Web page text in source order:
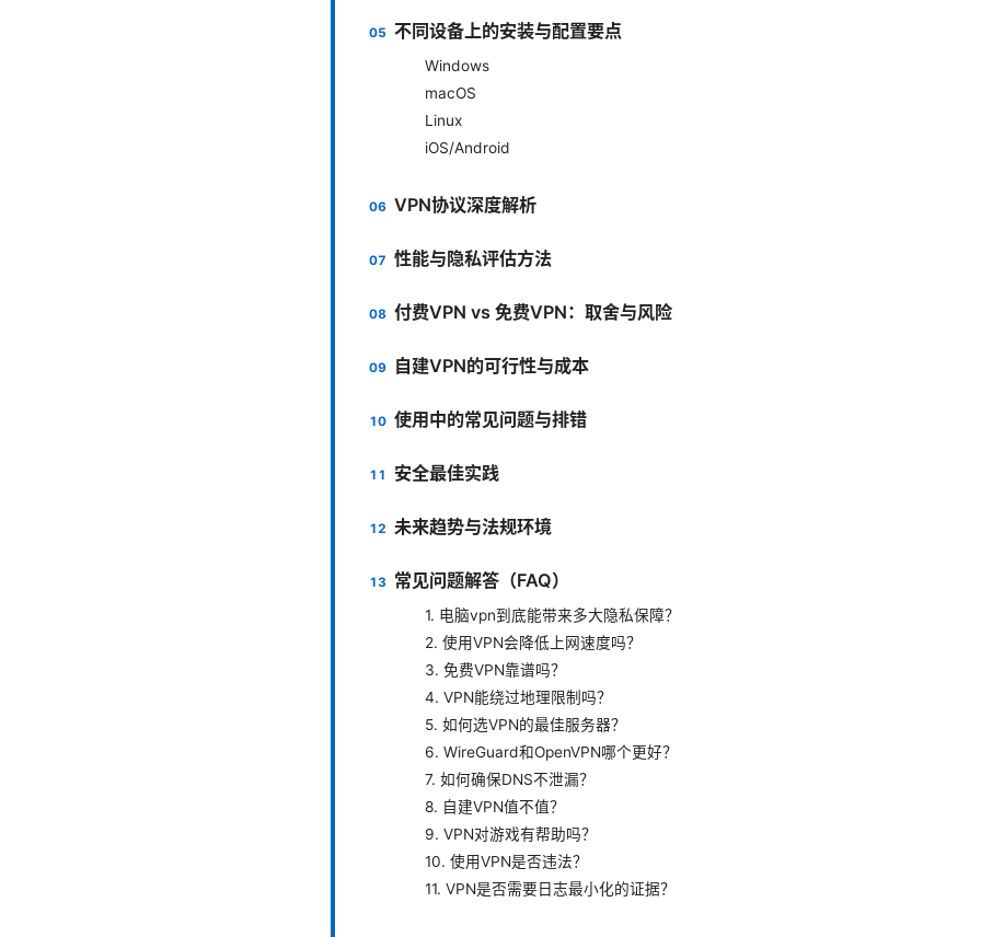
不同设备上的安装与配置要点
Windows
macOS
Linux
iOS/Android
VPN协议深度解析
性能与隐私评估方法
付费VPN vs 免费VPN：取舍与风险
自建VPN的可行性与成本
使用中的常见问题与排错
安全最佳实践
未来趋势与法规环境
常见问题解答（FAQ）
1. 电脑vpn到底能带来多大隐私保障？
2. 使用VPN会降低上网速度吗？
3. 免费VPN靠谱吗？
4. VPN能绕过地理限制吗？
5. 如何选VPN的最佳服务器？
6. WireGuard和OpenVPN哪个更好？
7. 如何确保DNS不泄漏？
8. 自建VPN值不值？
9. VPN对游戏有帮助吗？
10. 使用VPN是否违法？
11. VPN是否需要日志最小化的证据？